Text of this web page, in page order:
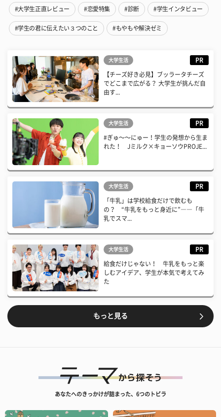
#大学生正直レビュー #恋愛特集 #診断 #学生インタビュー
#学生の君に伝えたい３つのこと #もやもや解決ゼミ
大学生活 PR
【チーズ好き必見】ブッラータチーズ
でどこまで広がる？ 大学生が挑んだ自
由す...
大学生活 PR
#ぎゅ〜〜にゅー！学生の発想から生ま
れた！ Jミルク×キョーソウPROJE...
大学生活 PR
「牛乳」は学校給食だけで飲むも
の？ “牛乳をもっと身近に”――「牛
乳でスマ...
大学生活 PR
給食だけじゃない！ 牛乳をもっと楽
しむアイデア、学生が本気で考えてみ
た
もっと見る
あなたへのきっかけが詰まった、6つのトビラ